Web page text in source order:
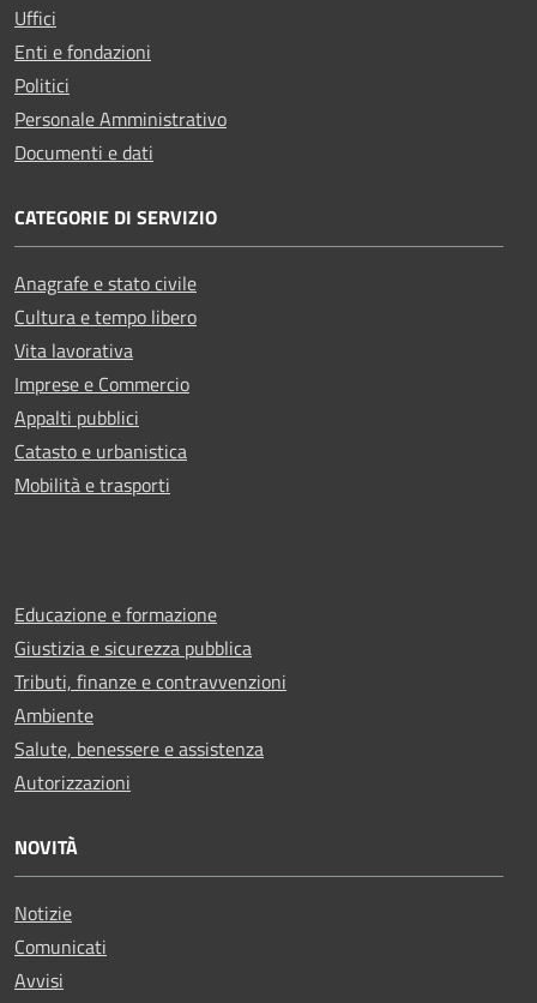
Uffici
Enti e fondazioni
Politici
Personale Amministrativo
Documenti e dati
CATEGORIE DI SERVIZIO
Anagrafe e stato civile
Cultura e tempo libero
Vita lavorativa
Imprese e Commercio
Appalti pubblici
Catasto e urbanistica
Mobilità e trasporti
Educazione e formazione
Giustizia e sicurezza pubblica
Tributi, finanze e contravvenzioni
Ambiente
Salute, benessere e assistenza
Autorizzazioni
NOVITÀ
Notizie
Comunicati
Avvisi